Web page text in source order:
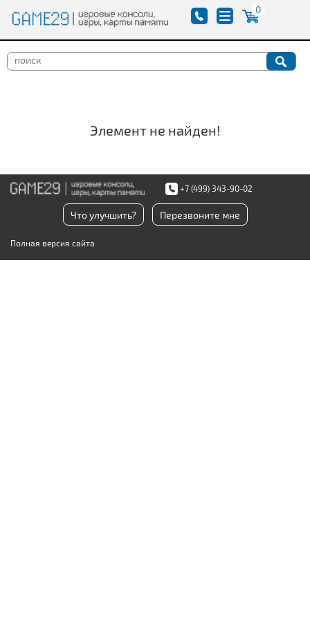
0
Элемент не найден!
+7 (499) 343-90-02
Что улучшить? Перезвоните мне
Полная версия сайта